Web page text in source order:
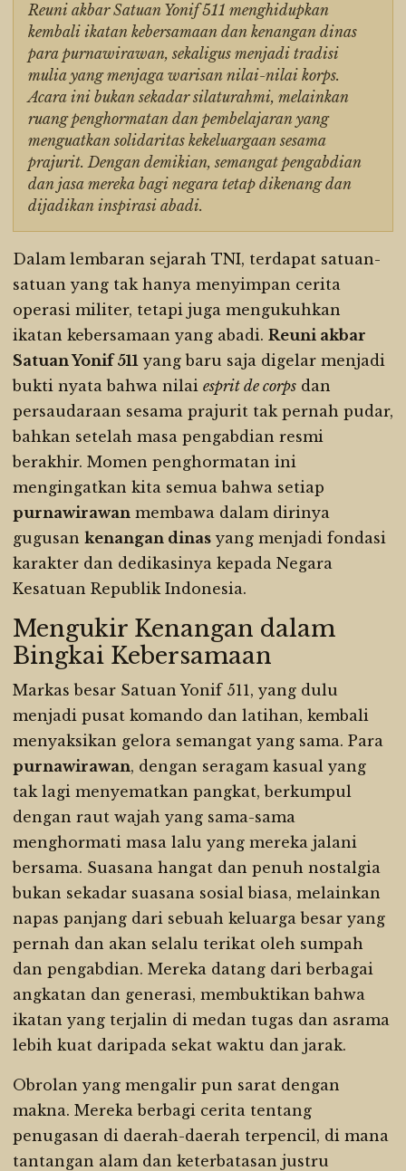
Reuni akbar Satuan Yonif 511 menghidupkan
kembali ikatan kebersamaan dan kenangan dinas
para purnawirawan, sekaligus menjadi tradisi
mulia yang menjaga warisan nilai-nilai korps.
Acara ini bukan sekadar silaturahmi, melainkan
ruang penghormatan dan pembelajaran yang
menguatkan solidaritas kekeluargaan sesama
prajurit. Dengan demikian, semangat pengabdian
dan jasa mereka bagi negara tetap dikenang dan
dijadikan inspirasi abadi.
Dalam lembaran sejarah TNI, terdapat satuan-
satuan yang tak hanya menyimpan cerita
operasi militer, tetapi juga mengukuhkan
ikatan kebersamaan yang abadi. Reuni akbar
Satuan Yonif 511 yang baru saja digelar menjadi
bukti nyata bahwa nilai esprit de corps dan
persaudaraan sesama prajurit tak pernah pudar,
bahkan setelah masa pengabdian resmi
berakhir. Momen penghormatan ini
mengingatkan kita semua bahwa setiap
purnawirawan membawa dalam dirinya
gugusan kenangan dinas yang menjadi fondasi
karakter dan dedikasinya kepada Negara
Kesatuan Republik Indonesia.
Mengukir Kenangan dalam
Bingkai Kebersamaan
Markas besar Satuan Yonif 511, yang dulu
menjadi pusat komando dan latihan, kembali
menyaksikan gelora semangat yang sama. Para
purnawirawan, dengan seragam kasual yang
tak lagi menyematkan pangkat, berkumpul
dengan raut wajah yang sama-sama
menghormati masa lalu yang mereka jalani
bersama. Suasana hangat dan penuh nostalgia
bukan sekadar suasana sosial biasa, melainkan
napas panjang dari sebuah keluarga besar yang
pernah dan akan selalu terikat oleh sumpah
dan pengabdian. Mereka datang dari berbagai
angkatan dan generasi, membuktikan bahwa
ikatan yang terjalin di medan tugas dan asrama
lebih kuat daripada sekat waktu dan jarak.
Obrolan yang mengalir pun sarat dengan
makna. Mereka berbagi cerita tentang
penugasan di daerah-daerah terpencil, di mana
tantangan alam dan keterbatasan justru